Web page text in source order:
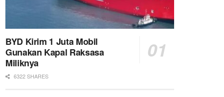
BYD Kirim 1 Juta Mobil
Gunakan Kapal Raksasa
Miliknya
6322 SHARES